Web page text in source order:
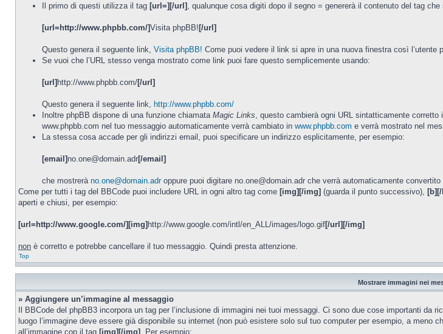
Il primo di questi utilizza il tag [url=][/url] , qualunque cosa digiti dopo il segno = genererà il contenuto del tag
[url=http://www.phpbb.com/]Visita phpBB! [/url]
Questo genera il seguente link, Visita phpBB! Come puoi vedere il link si apre in una nuova finestra così l’utente
Se vuoi che l’URL stesso venga mostrato come link puoi fare questo semplicemente usando:
[url] http://www.phpbb.com/[/url]
Questo genera il seguente link, http://www.phpbb.com/
Inoltre phpBB dispone di una funzione chiamata Magic Links, questo cambierà ogni URL sintatticamente
www.phpbb.com nel tuo messaggio automaticamente verrà cambiato in www.phpbb.com e verrà mostrato nel
La stessa cosa accade per gli indirizzi email, puoi specificare un indirizzo esplicitamente, per esempio:
[email] no.one@domain.adr[/email]
che mostrerà no.one@domain.adroppure puoi digitare no.one@domain.adr che verrà automaticamente convertito
Come per tutti i tag del BBCode puoi includere URL in ogni altro tag come [img][/img] (guarda il punto successivo), [b][/
aperti e chiusi, per esempio:
[url=http://www.google.com/][img] http://www.google.com/intl/en_ALL/images/logo.gif[/url][/img]
non è corretto e potrebbe cancellare il tuo messaggio. Quindi presta attenzione.
Top
Mostrare immagini nei
» Aggiungere un’immagine al messaggio
Il BBCode del phpBB3 incorpora un tag per l’inclusione di immagini nei tuoi messaggi. Ci sono due cose importanti
luogo l’immagine deve essere già disponibile su internet (non può esistere solo sul tuo computer per esempio, a meno
all’immagine con il tag [img][/img] . Per esempio: